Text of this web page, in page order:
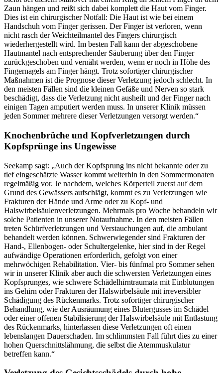
Zaun hängen und reißt sich dabei komplett die Haut vom Finger.
Dies ist ein chirurgischer Notfall: Die Haut ist wie bei einem
Handschuh vom Finger gerissen. Der Finger ist verloren, wenn
nicht rasch der Weichteilmantel des Fingers chirurgisch
wiederhergestellt wird. Im besten Fall kann der abgeschobene
Hautmantel nach entsprechender Säuberung über den Finger
zurückgeschoben und vernäht werden, wenn er noch in Höhe des
Fingernagels am Finger hängt. Trotz sofortiger chirurgischer
Maßnahmen ist die Prognose dieser Verletzung jedoch schlecht. In
den meisten Fällen sind die kleinen Gefäße und Nerven so stark
beschädigt, dass die Verletzung nicht ausheilt und der Finger nach
einigen Tagen amputiert werden muss. In unserer Klinik müssen
jeden Sommer mehrere dieser Verletzungen versorgt werden.“
Knochenbrüche und Kopfverletzungen durch
Kopfsprünge ins Ungewisse
Seekamp sagt: „Auch der Kopfsprung ins nicht bekannte oder zu
tief eingeschätzte Wasser kommt weiterhin in den Sommermonaten
regelmäßig vor. Je nachdem, welches Körperteil zuerst auf dem
Grund des Gewässers aufschlägt, kommt es zu Verletzungen wie
Frakturen der Hände und Arme oder zu Kopf- und
Halswirbelsäulenverletzungen. Mehrmals pro Woche behandeln wir
solche Patienten in unserer Notaufnahme. In den meisten Fällen
treten Schürfverletzungen und Verstauchungen auf, die ambulant
behandelt werden können. Schwerwiegender sind Frakturen der
Hand-, Ellenbogen- oder Schultergelenke, hier sind in der Regel
aufwändige Operationen erforderlich, gefolgt von einer
mehrwöchigen Rehabilitation. Vier- bis fünfmal pro Sommer sehen
wir in unserer Klinik aber auch die schwersten Verletzungen eines
Kopfsprunges, wie schwere Schädelhirntraumata mit Einblutungen
ins Gehirn oder Frakturen der Halswirbelsäule mit irreversibler
Schädigung des Rückenmarks. Trotz sofortiger chirurgischer
Behandlung, wie der Ausräumung eines Blutergusses im Schädel
oder einer offenen Stabilisierung der Halswirbelsäule mit Entlastung
des Rückenmarks, hinterlassen diese Verletzungen oft einen
lebenslangen Dauerschaden. Im schlimmsten Fall führt dies zu einer
hohen Querschnittslähmung, die selbst die Atemmuskulatur
betreffen kann.“